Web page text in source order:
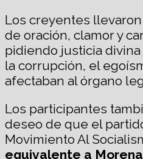
Los creyentes
de oración, clamor y
pidiendo justicia
la corrupción, el
afectaban al órgano
Los participantes
deseo de que el
Movimiento Al
equivalente a